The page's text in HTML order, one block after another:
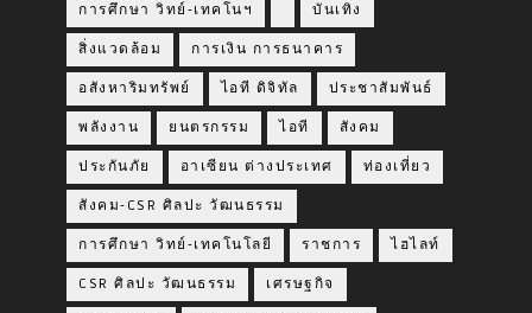
การศึกษา วิทย์-เทคโนฯ บันเทิง
สิ่งแวดล้อม การเงิน การธนาคาร
อสังหาริมทรัพย์ ไอที ดิจิทัล ประชาสัมพันธ์
พลังงาน ยนตรกรรม ไอที สังคม
ประกันภัย อาเซียน ต่างประเทศ ท่องเที่ยว
สังคม-CSR ศิลปะ วัฒนธรรม
การศึกษา วิทย์-เทคโนโลยี ราชการ ไฮไลท์
CSR ศิลปะ วัฒนธรรม เศรษฐกิจ